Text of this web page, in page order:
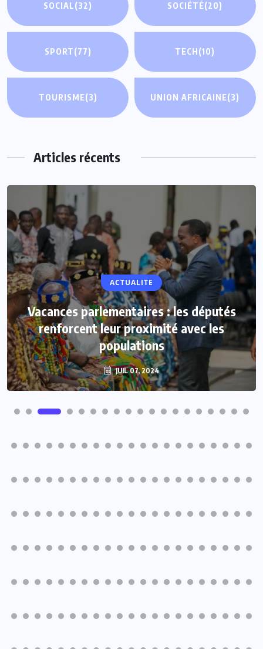
SOCIAL(32) SOCIÉTÉ(20)
SPORT(77) TECH(10)
TOURISME(3) UNION AFRICAINE(3)
Articles récents
ACTUALITE
Vacances parlementaires : les députés
renforcent leur proximité avec les
populations
JUIL 07, 2024